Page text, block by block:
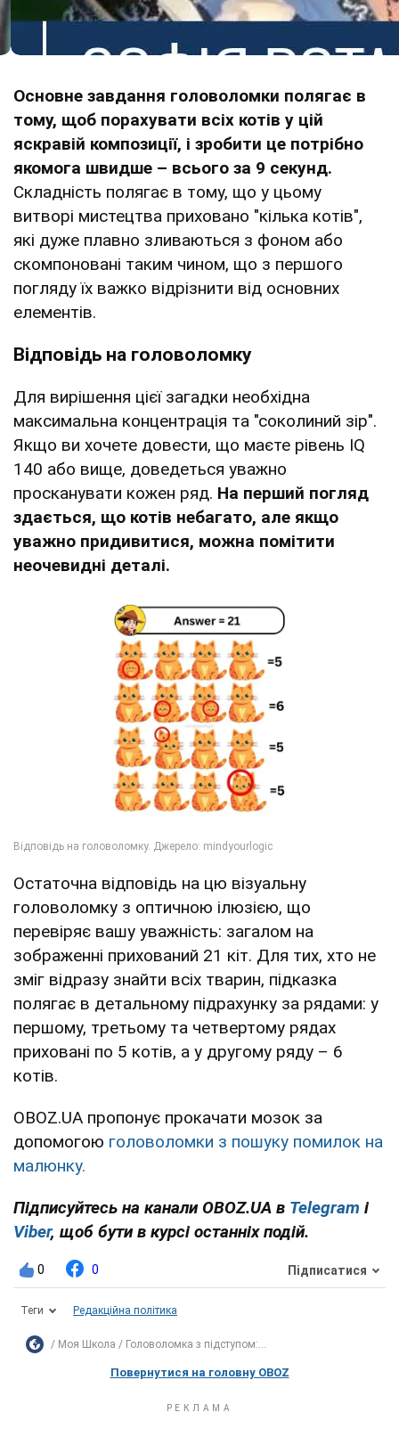
Основне завдання головоломки полягає в
тому, щоб порахувати всіх котів у цій
яскравій композиції, і зробити це потрібно
якомога швидше – всього за 9 секунд.
Складність полягає в тому, що у цьому
витворі мистецтва приховано "кілька котів",
які дуже плавно зливаються з фоном або
скомпоновані таким чином, що з першого
погляду їх важко відрізнити від основних
елементів.
Відповідь на головоломку
Для вирішення цієї загадки необхідна
максимальна концентрація та "соколиний зір".
Якщо ви хочете довести, що маєте рівень IQ
140 або вище, доведеться уважно
просканувати кожен ряд. На перший погляд
здається, що котів небагато, але якщо
уважно придивитися, можна помітити
неочевидні деталі.
Остаточна відповідь на цю візуальну
головоломку з оптичною ілюзією, що
перевіряє вашу уважність: загалом на
зображенні прихований 21 кіт. Для тих, хто не
зміг відразу знайти всіх тварин, підказка
полягає в детальному підрахунку за рядами: у
першому, третьому та четвертому рядах
приховані по 5 котів, а у другому ряду – 6
котів.
OBOZ.UA пропонує прокачати мозок за
допомогою головоломки з пошуку помилок на
малюнку.
Підписуйтесь на канали OBOZ.UA в Telegram і
Viber, щоб бути в курсі останніх подій.
0 0 Підписатися
Теги Редакційна політика
Моя Школа Головоломка з підступом:...
Повернутися на головну OBOZ